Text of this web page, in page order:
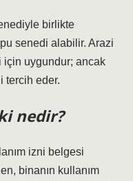
birlikte
senedi alabilir. Arazi
için uygundur; ancak
tercih eder.
nedir?
izni belgesi
binanın kullanım